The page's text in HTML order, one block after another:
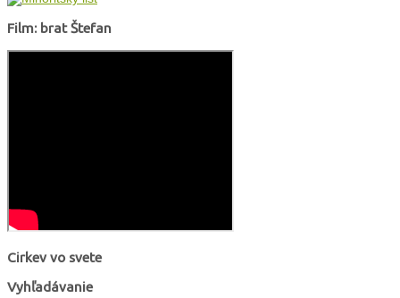
Film: brat Štefan
Cirkev vo svete
Vyhľadávanie